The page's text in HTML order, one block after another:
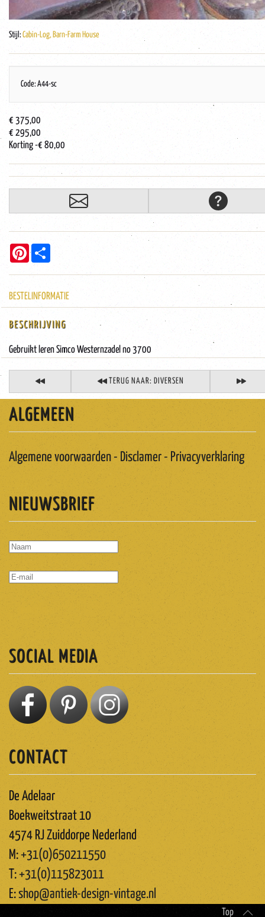
Stijl:Cabin-Log, Barn-Farm House
Code: A44-sc
€ 375,00
€ 295,00
Korting-€ 80,00
Pinterest
BESTELINFORMATIE
BESCHRIJVING
Gebruikt leren Simco Westernzadel no 3700
TERUG NAAR: DIVERSEN
ALGEMEEN
Algemene voorwaarden - Disclamer - Privacyverklaring
NIEUWSBRIEF
SOCIAL MEDIA
CONTACT
De Adelaar
Boekweitstraat 10
4574 RJ Zuiddorpe Nederland
M:+31(0)650211550
T:+31(0)115823011
E:shop@antiek-design-vintage.nl
Top